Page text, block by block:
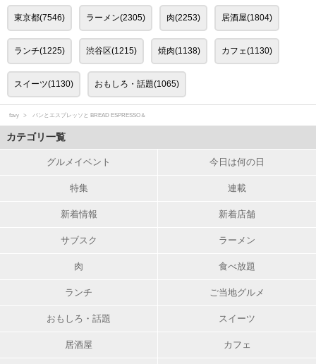
東京都(7546) ラーメン(2305) 肉(2253) 居酒屋(1804)
ランチ(1225) 渋谷区(1215) 焼肉(1138) カフェ(1130)
スイーツ(1130) おもしろ・話題(1065)
favy パンとエスプレッソと BREAD ESPRESSO＆
カテゴリ一覧
グルメイベント 今日は何の日
特集 連載
新着情報 新着店舗
サブスク ラーメン
肉 食べ放題
ランチ ご当地グルメ
おもしろ・話題 スイーツ
居酒屋 カフェ